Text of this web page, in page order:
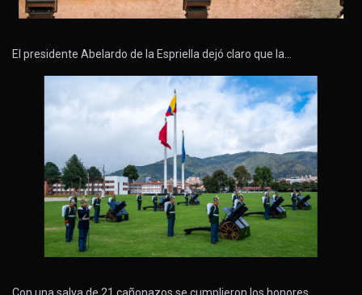
El presidente Abelardo de la Espriella dejó claro que la…